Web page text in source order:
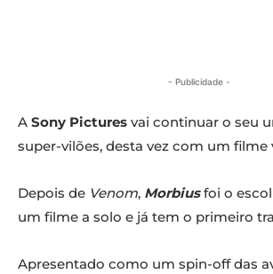
- Publicidade -
A Sony Pictures vai continuar o seu
super-vilões, desta vez com um filme
Depois de Venom, Morbiusfoi o
um filme a solo e já tem o primeiro
Apresentado como um spin-off das